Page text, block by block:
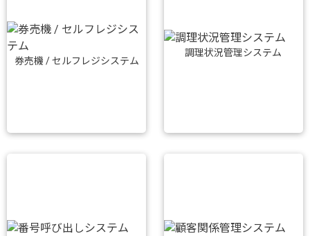
券売機 / セルフレジシステム
調理状況管理システム